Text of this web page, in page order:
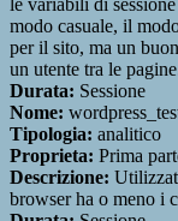
le variabili di
modo casuale, il
per il sito, ma un
un utente tra le
Durata: Sessione
Nome:
Tipologia: analitico
Proprieta: Prima
Descrizione:
browser ha o meno i